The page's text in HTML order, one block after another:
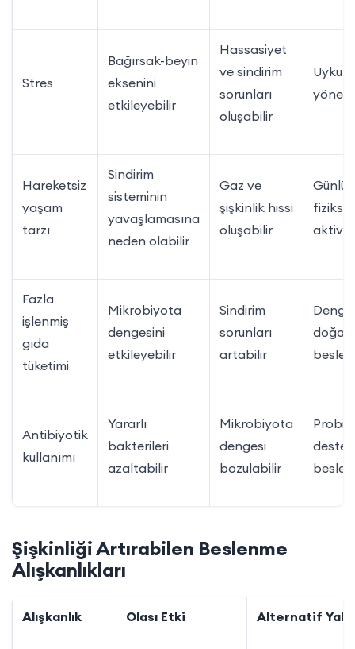
Stres
Bağırsak-beyin
eksenini
etkileyebilir
Hassasiyet
ve sindirim
sorunları
oluşabilir
Uyku
Hareketsiz
yaşam
tarzı
Sindirim
sisteminin
yavaşlamasına
neden olabilir
Gaz ve
şişkinlik hissi
oluşabilir
Günlük
fiziksel
Fazla
işlenmiş
gıda
tüketimi
Mikrobiyota
dengesini
etkileyebilir
Sindirim
sorunları
artabilir
doğal
Antibiyotik
kullanımı
Yararlı
bakterileri
azaltabilir
Mikrobiyota
dengesi
bozulabilir
Şişkinliği Artırabilen Beslenme
Alışkanlıkları
Alışkanlık Olası Etki Alternatif